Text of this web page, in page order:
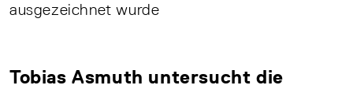
ausgezeichnet wurde
Tobias Asmuth untersucht die